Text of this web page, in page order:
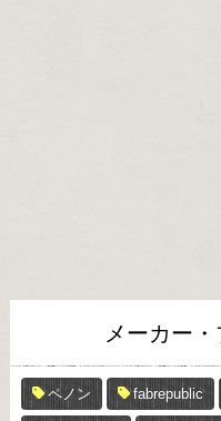
メーカー
ペノン fabrepublic